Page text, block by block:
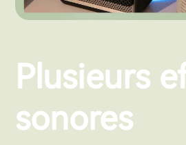
Plusieurs
sonores